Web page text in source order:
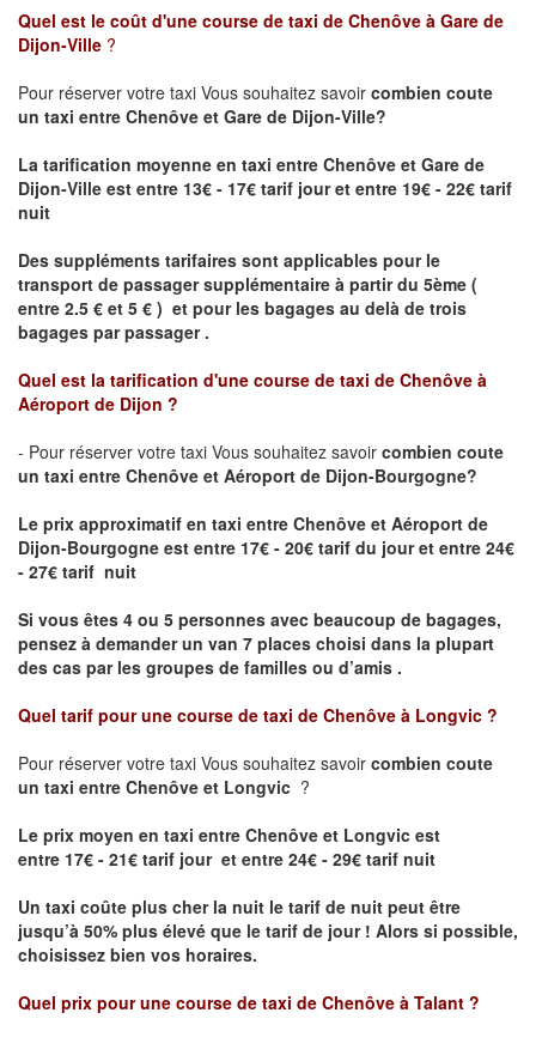
Quel est le coût d'une course de taxi de Chenôve à Gare de
Dijon-Ville ?
Pour réserver votre taxi Vous souhaitez savoir combien coute
un taxi entre Chenôve et Gare de Dijon-Ville?
La tarification moyenne en taxi entre Chenôve et Gare de
Dijon-Ville est entre 13€ - 17€ tarif jour et entre 19€ - 22€ tarif
nuit
Des suppléments tarifaires sont applicables pour le
transport de passager supplémentaire à partir du 5ème (
entre 2.5 € et 5 € ) et pour les bagages au delà de trois
bagages par passager .
Quel est la tarification d'une course de taxi de Chenôve à
Aéroport de Dijon ?
- Pour réserver votre taxi Vous souhaitez savoir combien coute
un taxi entre Chenôve et Aéroport de Dijon-Bourgogne?
Le prix approximatif en taxi entre Chenôve et Aéroport de
Dijon-Bourgogne est entre 17€ - 20€ tarif du jour et entre 24€
- 27€ tarif nuit
Si vous êtes 4 ou 5 personnes avec beaucoup de bagages,
pensez à demander un van 7 places choisi dans la plupart
des cas par les groupes de familles ou d’amis .
Quel tarif pour une course de taxi de Chenôve à Longvic ?
Pour réserver votre taxi Vous souhaitez savoir combien coute
un taxi entre Chenôve et Longvic ?
Le prix moyen en taxi entre Chenôve et Longvic est
entre 17€ - 21€ tarif jour et entre 24€ - 29€ tarif nuit
Un taxi coûte plus cher la nuit le tarif de nuit peut être
jusqu’à 50% plus élevé que le tarif de jour ! Alors si possible,
choisissez bien vos horaires.
Quel prix pour une course de taxi de Chenôve à Talant ?